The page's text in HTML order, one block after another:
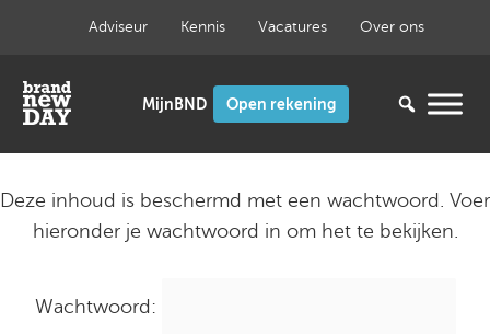
inhoud
Adviseur Kennis Vacatures Over ons
Open rekening
Deze inhoud is beschermd met een wachtwoord. Voer
hieronder je wachtwoord in om het te bekijken.
Wachtwoord: